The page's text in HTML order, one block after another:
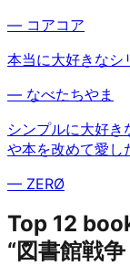
— コアコア
本当に大好きなシ
— なべたちやま
シンプルに大好
や本を改めて愛し
— ZERØ
Top 12
“図書館戦